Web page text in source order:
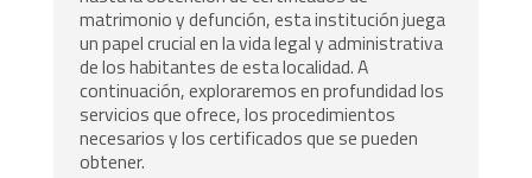
matrimonio y defunción, esta institución juega
un papel crucial en la vida legal y administrativa
de los habitantes de esta localidad. A
continuación, exploraremos en profundidad los
servicios que ofrece, los procedimientos
necesarios y los certificados que se pueden
obtener.